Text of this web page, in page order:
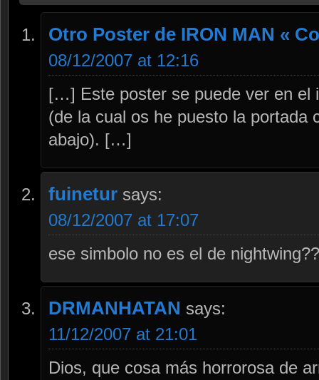
Otro Poster de IRON MAN «
08/12/2007 at 12:16
[…] Este poster se puede ver en el
(de la cual os he puesto la portada
abajo). […]
fuinetur says:
08/12/2007 at 17:07
ese simbolo no es el de nightwing??
DRMANHATAN says:
11/12/2007 at 21:01
Dios, que cosa más horrorosa de